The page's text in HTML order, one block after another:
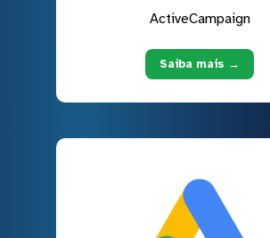
ActiveCampaign
Saiba mais →